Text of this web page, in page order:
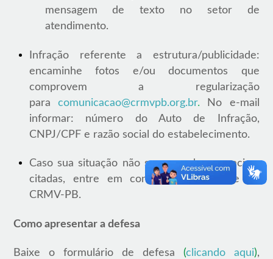
mensagem de texto no setor de
atendimento.
Infração referente a estrutura/publicidade:
encaminhe fotos e/ou documentos que
comprovem a regularização
paracomunicacao@crmvpb.org.br. No e-mail
informar: número do Auto de Infração,
CNPJ/CPF e razão social do estabelecimento.
Caso sua situação não se enquadre nas acima
citadas, entre em contato com a sede do
CRMV-PB.
Como apresentar a defesa
Baixe o formulário de defesa (clicando aqui),